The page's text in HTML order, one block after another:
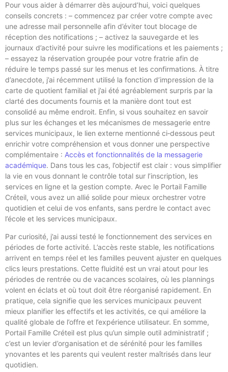
Pour vous aider à démarrer dès aujourd’hui, voici quelques
conseils concrets : – commencez par créer votre compte avec
une adresse mail personnelle afin d’éviter tout blocage de
réception des notifications ; – activez la sauvegarde et les
journaux d’activité pour suivre les modifications et les paiements ;
– essayez la réservation groupée pour votre fratrie afin de
réduire le temps passé sur les menus et les confirmations. À titre
d’anecdote, j’ai récemment utilisé la fonction d’impression de la
carte de quotient familial et j’ai été agréablement surpris par la
clarté des documents fournis et la manière dont tout est
consolidé au même endroit. Enfin, si vous souhaitez en savoir
plus sur les échanges et les mécanismes de messagerie entre
services municipaux, le lien externe mentionné ci‑dessous peut
enrichir votre compréhension et vous donner une perspective
complémentaire : Accès et fonctionnalités de la messagerie
académique. Dans tous les cas, l’objectif est clair : vous simplifier
la vie en vous donnant le contrôle total sur l’inscription, les
services en ligne et la gestion compte. Avec le Portail Famille
Créteil, vous avez un allié solide pour mieux orchestrer votre
quotidien et celui de vos enfants, sans perdre le contact avec
l’école et les services municipaux.
Par curiosité, j’ai aussi testé le fonctionnement des services en
périodes de forte activité. L’accès reste stable, les notifications
arrivent en temps réel et les familles peuvent ajuster en quelques
clics leurs prestations. Cette fluidité est un vrai atout pour les
périodes de rentrée ou de vacances scolaires, où les plannings
volent en éclats et où tout doit être réorganisé rapidement. En
pratique, cela signifie que les services municipaux peuvent
mieux planifier les effectifs et les activités, ce qui améliore la
qualité globale de l’offre et l’expérience utilisateur. En somme,
Portail Famille Créteil est plus qu’un simple outil administratif ;
c’est un levier d’organisation et de sérénité pour les familles
ynovantes et les parents qui veulent rester maîtrisés dans leur
quotidien.